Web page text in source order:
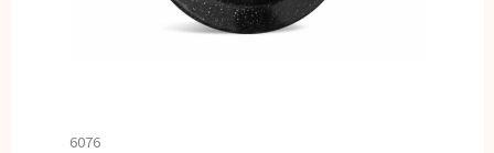
6076